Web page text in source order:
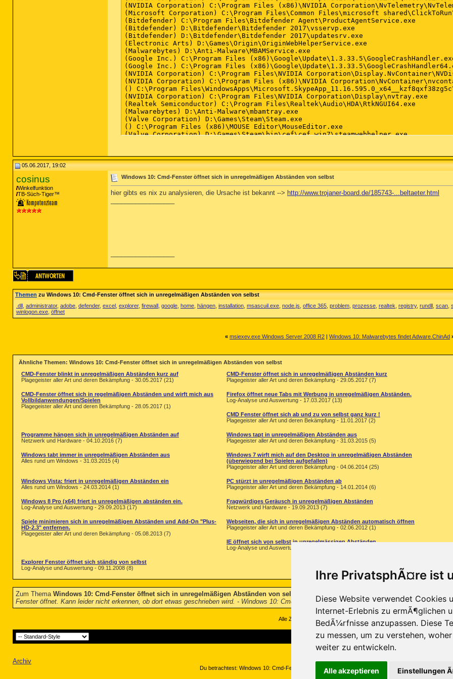
Ihre PrivatsphÃ¤re ist
Diese Website verwendet Cookies
Internet-Erlebnis zu ermÃ¶glichen
BedÃ¼rfnisse anzupassen. Diese
zu messen, um zu verstehen,
weiter zu entwickeln.
Alle akzeptieren Einstellungen
05.06.2017, 19:02
cosinus
Winkelfunktion
TB-Süch-Tiger™
Windows 10: Cmd-Fenster öffnet sich in unregelmäßigen Abständen von selbst
hier gibts es nix zu analysieren, die Ursache ist bekannt --> http://www.trojaner-board.de/185743-...beltaeter.html
Themenzu Windows 10: Cmd-Fenster öffnet sich in unregelmäßigen Abständen von selbst
.dll administrator, adobe defender, excel explorer, firewall google home hängen installation msascuil.exe node.js office 365 problem prozesse realtek registry, rundll scan
winlogon.exe öffnet
« msiexev.exe Windows Server 2008 R2 | Windows 10: Malwarebytes findet Adware.ChinAd
Ähnliche Themen: Windows 10: Cmd-Fenster öffnet sich in unregelmäßigen Abständen von selbst
CMD-Fenster blinkt in unregelmäßigen Abständen kurz auf
Plagegeister aller Art und deren Bekämpfung - 30.05.2017 (21)
CMD-Fenster öffnet sich in unregelmäßigen Abständen kurz
Plagegeister aller Art und deren Bekämpfung - 29.05.2017 (7)
CMD-Fenster öffnet sich in regelmäßigen Abständen und wirft mich aus
Vollbildanwendungen/Spielen
Plagegeister aller Art und deren Bekämpfung - 28.05.2017 (1)
Firefox öffnet neue Tabs mit Werbung in unregelmäßigen Abständen.
Log-Analyse und Auswertung - 17.03.2017 (13)
CMD Fenster öffnet sich ab und zu von selbst ganz kurz !
Plagegeister aller Art und deren Bekämpfung - 11.01.2017 (2)
Programme hängen sich in unregelmäßigen Abständen auf
Netzwerk und Hardware - 04.10.2016 (7)
Windows tapt in unregelmäßigen Abständen aus
Plagegeister aller Art und deren Bekämpfung - 31.03.2015 (5)
Windows tabt immer in unregelmäßigen Abständen aus
Alles rund um Windows - 31.03.2015 (4)
Windows 7 wirft mich auf den Desktop in unregelmäßigen Abständen
(überwiegend bei Spielen aufgefallen)
Plagegeister aller Art und deren Bekämpfung - 04.06.2014 (25)
Windows Vista: friert in unregelmäßigen Abständen ein
Alles rund um Windows - 24.03.2014 (1)
PC stürzt in unregelmäßigen Abständen ab
Plagegeister aller Art und deren Bekämpfung - 14.01.2014 (6)
Windows 8 Pro (x64) friert in unregelmäßigen abständen ein.
Log-Analyse und Auswertung - 29.09.2013 (17)
Fragwürdiges Geräusch in unregelmäßigen Abständen
Netzwerk und Hardware - 19.09.2013 (7)
Spiele minimieren sich in unregelmäßigen Abständen und Add-On "Plus-
HD-2.3" entfernen.
Plagegeister aller Art und deren Bekämpfung - 05.08.2013 (7)
Webseiten, die sich in unregelmäßigen Abständen automatisch öffnen
Plagegeister aller Art und deren Bekämpfung - 02.06.2012 (1)
IE öffnet sich von selbst in unregelmässigen Abständen
Log-Analyse und Auswertung - 22.01.2009 (2)
Explorer Fenster öffnet sich ständig von selbst
Log-Analyse und Auswertung - 09.11.2008 (8)
Zum Thema Windows 10: Cmd-Fenster öffnet sich in unregelmäßigen Abständen von selbst
Hallo, ich habe seit ca. 1 Woche das Problem,
Fenster öffnet. Kann leider nicht erkennen, ob dort etwas geschrieben wird. - Windows 10: Cmd-Fenster öffnet sich in unregelmäßigen Abständen
Alle Zeitangaben in WEZ +1. Es ist jetzt
Archiv
Du betrachtest: Windows 10: Cmd-Fenster öffnet sich in unregelmäßigen Abständen von selbst auf